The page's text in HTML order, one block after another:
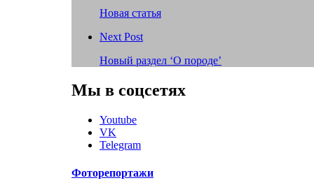
Новая статья
Next Post
Новый раздел ‘О породе’
Мы в соцсетях
Youtube
VK
Telegram
Фоторепортажи